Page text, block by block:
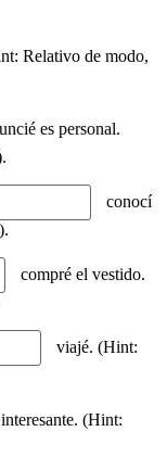
Relativo de modo,
es personal.
conocí
compré el vestido.
viajé. (Hint:
(Hint: